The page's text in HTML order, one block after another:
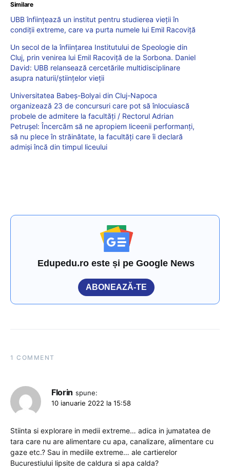
Similare
UBB înființează un institut pentru studierea vieții în
condiții extreme, care va purta numele lui Emil Racoviță
Un secol de la înființarea Institutului de Speologie din
Cluj, prin venirea lui Emil Racoviță de la Sorbona. Daniel
David: UBB relansează cercetările multidisciplinare
asupra naturii/științelor vieții
Universitatea Babeș-Bolyai din Cluj-Napoca
organizează 23 de concursuri care pot să înlocuiască
probele de admitere la facultăți / Rectorul Adrian
Petrușel: Încercăm să ne apropiem liceenii performanți,
să nu plece în străinătate, la facultăți care îi declară
admiși încă din timpul liceului
Edupedu.ro este și pe Google News
ABONEAZĂ-TE
1 COMMENT
Florin spune:
10 ianuarie 2022 la 15:58
Stiinta si explorare in medii extreme… adica in jumatatea de
tara care nu are alimentare cu apa, canalizare, alimentare cu
gaze etc.? Sau in mediile extreme… ale cartierelor
Bucurestiului lipsite de caldura si apa calda?